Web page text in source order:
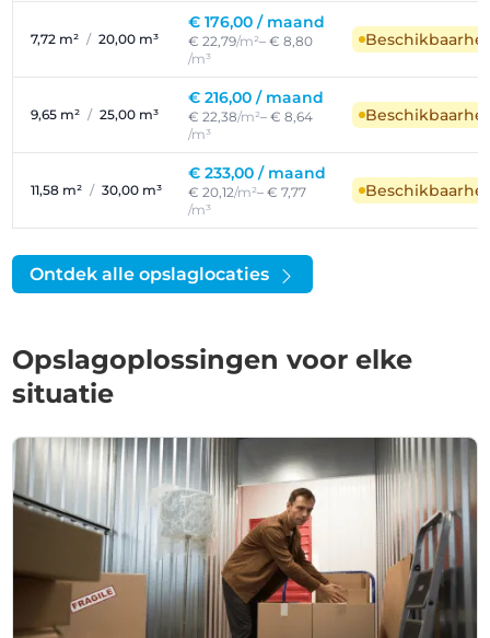
7,72 m² / 20,00 m³
€ 176,00 / maand
€ 22,79/m²– € 8,80
/m³
9,65 m² / 25,00 m³
€ 216,00 / maand
€ 22,38/m²– € 8,64
/m³
11,58 m² / 30,00 m³
€ 233,00 / maand
€ 20,12/m²– € 7,77
/m³
Ontdek alle opslaglocaties
Opslagoplossingen voor elke
situatie